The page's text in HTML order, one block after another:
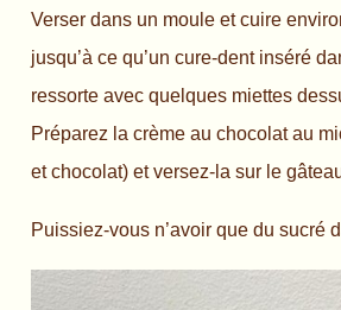
Verser dans un moule et cuire
jusqu’à ce qu’un cure-dent inséré
ressorte avec quelques miettes
Préparez la crème au chocolat au
et chocolat) et versez-la sur le
Puissiez-vous n’avoir que du sucré